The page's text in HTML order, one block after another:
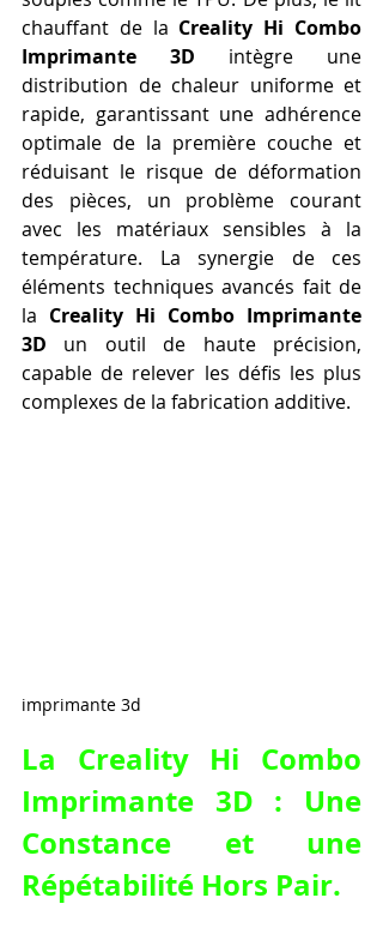
chauffant de la Creality Hi Combo
Imprimante 3D intègre une
distribution de chaleur uniforme et
rapide, garantissant une adhérence
optimale de la première couche et
réduisant le risque de déformation
des pièces, un problème courant
avec les matériaux sensibles à la
température. La synergie de ces
éléments techniques avancés fait de
la Creality Hi Combo Imprimante
3D un outil de haute précision,
capable de relever les défis les plus
complexes de la fabrication additive.
imprimante 3d
La Creality Hi Combo
Imprimante 3D : Une
Constance et une
Répétabilité Hors Pair.